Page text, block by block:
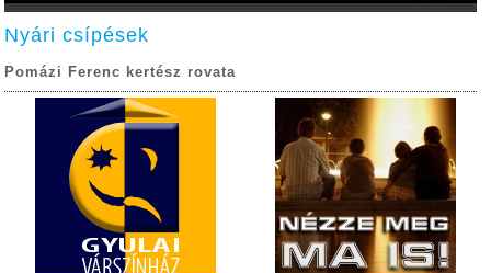
Nyári csípések
Pomázi Ferenc kertész rovata